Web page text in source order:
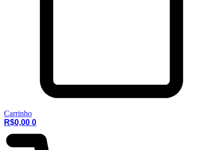
Carrinho
R$0,00 0